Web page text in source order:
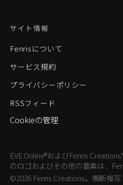
サイト情報
Fenrisについて
サービス規約
プライバシーポリシー
RSSフィード
Cookieの管理
EVE Online®およびFenris
のロゴおよびその他の要素は、
©2026 Fenris Creations。無断複写